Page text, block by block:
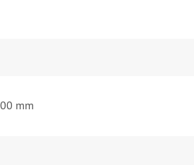
mm